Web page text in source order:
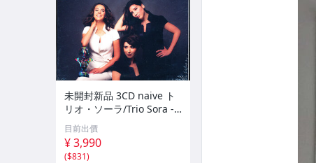
未開封新品 3CD naive ト
リオ・ソーラ/Trio Sora -
ベートーヴェン：ピアノ三
重奏曲集 a6NnB08KHS2
5HK
目前出價
¥ 3,990
($831)